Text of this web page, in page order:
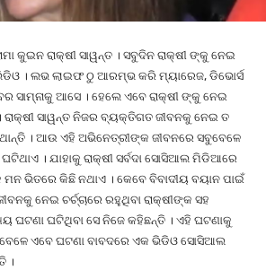
କୁଇନ ରାକ୍ଷୀ ସାୱନ୍ତ । ସବୁଦିନ ରାକ୍ଷୀ ଙ୍କୁ ନେଇ
। ଲଭ ଲାଇଫ ଠୁ ଆରମ୍ଭ କରି ମ୍ୟାରେଜ, ଡିଭୋର୍ସ
ସାମ୍ନାକୁ ଆସେ । ହେଲେ ଏବେ ରାକ୍ଷୀ ଙ୍କୁ ନେଇ
ରାକ୍ଷୀ ସାୱନ୍ତ ନିଜର ବ୍ୟକ୍ତିଗତ ଜୀବନକୁ ନେଇ ତ
ଥାନ୍ତି । ଆଉ ଏହି ଅଭିନେତ୍ରୀଙ୍କ ଜୀବନରେ ସବୁବେଳେ
ଘଟିଥାଏ । ଯାହାକୁ ରାକ୍ଷୀ ସର୍ବଦା ସୋସିଆଲ ମିଡିଆରେ
ମନ ଭିତରେ କିଛି ନଥାଏ । କେବେ ବିବାଦୀୟ ବୟାନ ପାଇଁ
ନେଇ ଚର୍ଚ୍ଚାରେ ରହୁଥିବା ରାକ୍ଷୀଙ୍କ ସହ
ଘଟଣା ଘଟିଥିବା ସେ ନିଜେ କହିଛନ୍ତି । ଏହି ଘଟଣାକୁ
ଏବେ ଘଟଣା ବାବଦରେ ଏକ ଭିଡିଓ ସୋସିଆଲ
।